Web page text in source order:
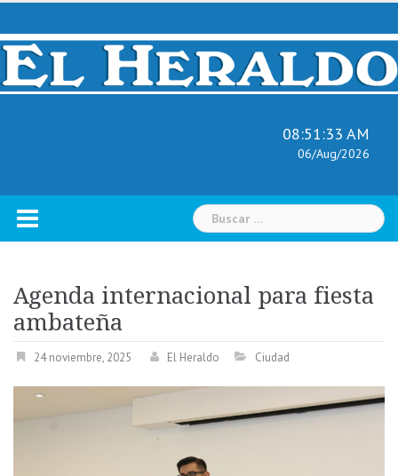
Skip
content
08:51:34 AM
06/Aug/2026
Buscar:
Agenda internacional para fiesta
ambateña
24 noviembre, 2025 El Heraldo Ciudad